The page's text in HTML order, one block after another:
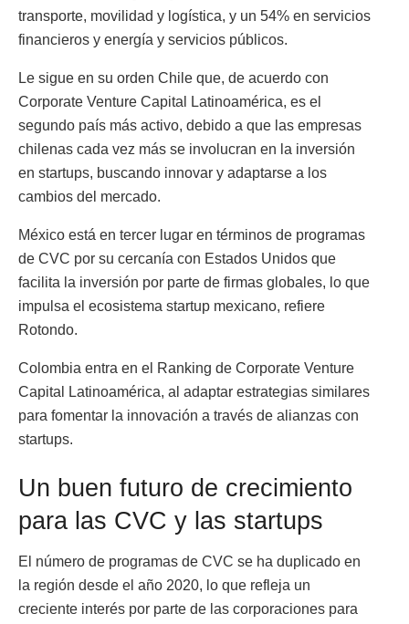
transporte, movilidad y logística, y un 54% en servicios
financieros y energía y servicios públicos.
Le sigue en su orden Chile que, de acuerdo con
Corporate Venture Capital Latinoamérica, es el
segundo país más activo, debido a que las empresas
chilenas cada vez más se involucran en la inversión
en startups, buscando innovar y adaptarse a los
cambios del mercado.
México está en tercer lugar en términos de programas
de CVC por su cercanía con Estados Unidos que
facilita la inversión por parte de firmas globales, lo que
impulsa el ecosistema startup mexicano, refiere
Rotondo.
Colombia entra en el Ranking de Corporate Venture
Capital Latinoamérica, al adaptar estrategias similares
para fomentar la innovación a través de alianzas con
startups.
Un buen futuro de crecimiento
para las CVC y las startups
El número de programas de CVC se ha duplicado en
la región desde el año 2020, lo que refleja un
creciente interés por parte de las corporaciones para